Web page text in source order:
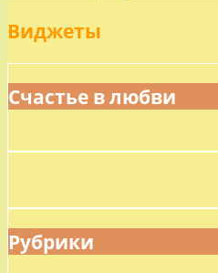
Виджеты
Счастье в любви
Рубрики